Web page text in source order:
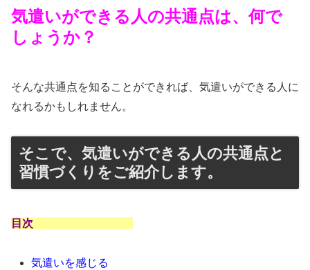
気遣いができる人の共通点は、何で
しょうか？
そんな共通点を知ることができれば、気遣いができる人に
なれるかもしれません。
そこで、気遣いができる人の共通点と
習慣づくりをご紹介します。
目次
気遣いを感じる